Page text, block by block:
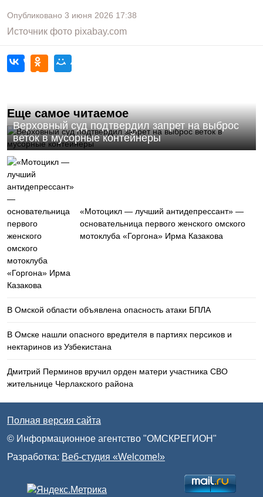
Опубликовано 3 июня 2026 17:38
Источник фото pixabay.com
Еще самое читаемое
Верховный суд подтвердил запрет на выброс
веток в мусорные контейнеры
«Мотоцикл — лучший антидепрессант» —
основательница первого женского омского
мотоклуба «Горгона» Ирма Казакова
В Омской области объявлена опасность атаки БПЛА
В Омске нашли опасного вредителя в партиях персиков и
нектаринов из Узбекистана
Дмитрий Перминов вручил орден матери участника СВО
жительнице Черлакского района
Полная версия сайта
© Информационное агентство "ОМСКРЕГИОН"
Разработка: Веб-студия «Welcome!»